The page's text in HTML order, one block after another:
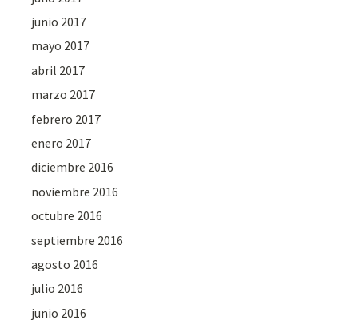
junio 2017
mayo 2017
abril 2017
marzo 2017
febrero 2017
enero 2017
diciembre 2016
noviembre 2016
octubre 2016
septiembre 2016
agosto 2016
julio 2016
junio 2016